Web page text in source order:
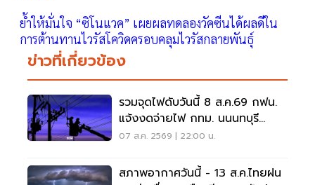
ย้ำให้มั่นใจ “ซิโนแวค” เผยผลทดลองวัคซีนได้ผลดีใน
การต้านทานไวรัสโควิดครอบคลุมไวรัสกลายพันธุ์
ข่าวที่เกี่ยวข้อง
รวมจุดไฟดับวันนี้ 8 ส.ค.69 กฟน.
แจ้งงดจ่ายไฟ กทม. นนนทบุรี
สมุทรปราการ
07 ส.ค. 2569 | 22:00 น.
สภาพอากาศวันนี้ - 13 ส.ค.ไทยฝน